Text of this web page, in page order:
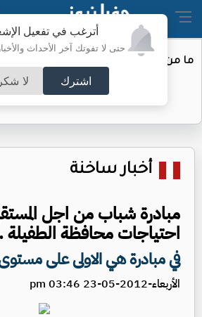
أترغب في تفعيل
حتى لا تفوتك آخر الأحداث
اشترك لا
أخبار ساخنة
مبادرة شباب من اجل
احتياجات محافظة
في مبادرة هي الاولى على مستوى
الأربعاء-2012-05-23 03:46 pm